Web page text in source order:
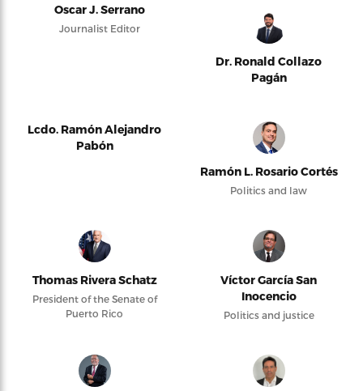
Oscar J. Serrano
Journalist Editor
Dr. Ronald Collazo
Pagán
Lcdo. Ramón Alejandro
Pabón
Ramón L. Rosario Cortés
Politics and law
Thomas Rivera Schatz
President of the Senate of
Puerto Rico
Víctor García San
Inocencio
Politics and justice